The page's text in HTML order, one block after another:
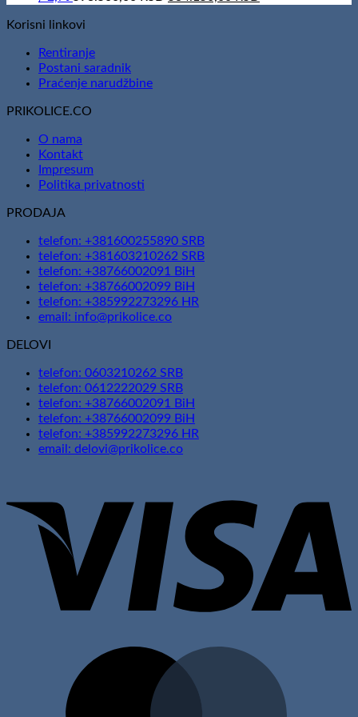
Korisni linkovi
Rentiranje
Postani saradnik
Praćenje narudžbine
PRIKOLICE.CO
O nama
Kontakt
Impresum
Politika privatnosti
PRODAJA
telefon: +381600255890 SRB
telefon: +381603210262 SRB
telefon: +38766002091 BiH
telefon: +38766002099 BiH
telefon: +385992273296 HR
email: info@prikolice.co
DELOVI
telefon: 0603210262 SRB
telefon: 0612222029 SRB
telefon: +38766002091 BiH
telefon: +38766002099 BiH
telefon: +385992273296 HR
email: delovi@prikolice.co